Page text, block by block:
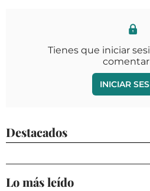
Tienes que iniciar
INICIAR
Destacados
Lo más leído